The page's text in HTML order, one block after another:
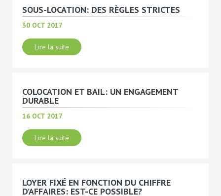
SOUS-LOCATION: DES RÈGLES STRICTES
30 OCT 2017
Lire la suite
COLOCATION ET BAIL: UN ENGAGEMENT
DURABLE
16 OCT 2017
Lire la suite
LOYER FIXÉ EN FONCTION DU CHIFFRE
D’AFFAIRES: EST-CE POSSIBLE?